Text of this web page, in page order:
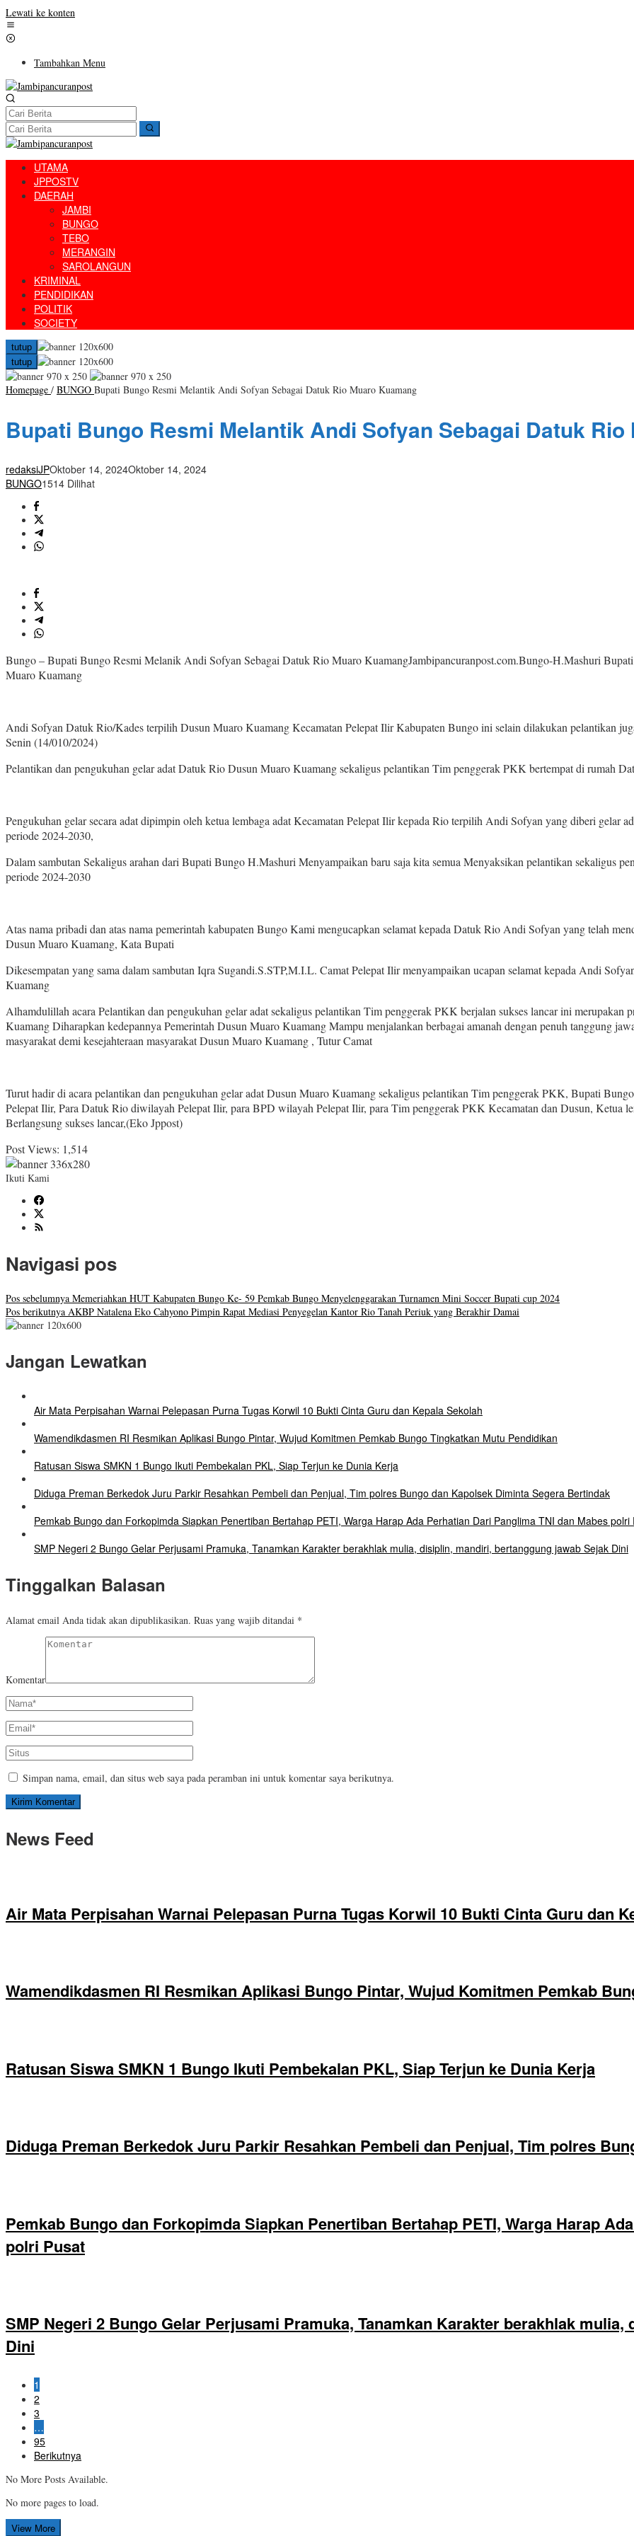
Lewati ke konten
Tambahkan Menu
UTAMA
JPPOSTV
DAERAH
JAMBI
BUNGO
TEBO
MERANGIN
SAROLANGUN
KRIMINAL
PENDIDIKAN
POLITIK
SOCIETY
tutup
tutup
Homepage / BUNGO Bupati Bungo Resmi Melantik Andi Sofyan Sebagai Datuk Rio Muaro Kuamang
Bupati Bungo Resmi Melantik Andi Sofyan Sebagai Datuk Rio
redaksiJPOktober 14, 2024Oktober 14, 2024
BUNGO1514 Dilihat
Bungo – Bupati Bungo Resmi Melanik Andi Sofyan Sebagai Datuk Rio Muaro KuamangJambipancuranpost.com.Bungo-H.Mashuri
Muaro Kuamang
Andi Sofyan Datuk Rio/Kades terpilih Dusun Muaro Kuamang Kecamatan Pelepat Ilir Kabupaten Bungo ini selain dilakukan pelantikan
Senin (14/010/2024)
Pelantikan dan pengukuhan gelar adat Datuk Rio Dusun Muaro Kuamang sekaligus pelantikan Tim penggerak PKK bertempat di rumah
Pengukuhan gelar secara adat dipimpin oleh ketua lembaga adat Kecamatan Pelepat Ilir kepada Rio terpilih Andi Sofyan yang diberi gelar
periode 2024-2030,
Dalam sambutan Sekaligus arahan dari Bupati Bungo H.Mashuri Menyampaikan baru saja kita semua Menyaksikan pelantikan sekaligus
periode 2024-2030
Atas nama pribadi dan atas nama pemerintah kabupaten Bungo Kami mengucapkan selamat kepada Datuk Rio Andi Sofyan yang telah
Dusun Muaro Kuamang, Kata Bupati
Dikesempatan yang sama dalam sambutan Iqra Sugandi.S.STP,M.I.L. Camat Pelepat Ilir menyampaikan ucapan selamat kepada Andi
Kuamang
Alhamdulillah acara Pelantikan dan pengukuhan gelar adat sekaligus pelantikan Tim penggerak PKK berjalan sukses lancar ini
Kuamang Diharapkan kedepannya Pemerintah Dusun Muaro Kuamang Mampu menjalankan berbagai amanah dengan penuh tanggung
masyarakat demi kesejahteraan masyarakat Dusun Muaro Kuamang , Tutur Camat
Turut hadir di acara pelantikan dan pengukuhan gelar adat Dusun Muaro Kuamang sekaligus pelantikan Tim penggerak PKK, Bupati
Pelepat Ilir, Para Datuk Rio diwilayah Pelepat Ilir, para BPD wilayah Pelepat Ilir, para Tim penggerak PKK Kecamatan dan Dusun, Ketua
Berlangsung sukses lancar,(Eko Jppost)
Post Views: 1,514
Ikuti Kami
Navigasi pos
Pos sebelumnya Memeriahkan HUT Kabupaten Bungo Ke- 59 Pemkab Bungo Menyelenggarakan Turnamen Mini Soccer Bupati cup 2024
Pos berikutnya AKBP Natalena Eko Cahyono Pimpin Rapat Mediasi Penyegelan Kantor Rio Tanah Periuk yang Berakhir Damai
Jangan Lewatkan
Air Mata Perpisahan Warnai Pelepasan Purna Tugas Korwil 10 Bukti Cinta Guru dan Kepala Sekolah
Wamendikdasmen RI Resmikan Aplikasi Bungo Pintar, Wujud Komitmen Pemkab Bungo Tingkatkan Mutu Pendidikan
Ratusan Siswa SMKN 1 Bungo Ikuti Pembekalan PKL, Siap Terjun ke Dunia Kerja
Diduga Preman Berkedok Juru Parkir Resahkan Pembeli dan Penjual, Tim polres Bungo dan Kapolsek Diminta Segera Bertindak
Pemkab Bungo dan Forkopimda Siapkan Penertiban Bertahap PETI, Warga Harap Ada Perhatian Dari Panglima TNI dan Mabes polri
SMP Negeri 2 Bungo Gelar Perjusami Pramuka, Tanamkan Karakter berakhlak mulia, disiplin, mandiri, bertanggung jawab Sejak Dini
Tinggalkan Balasan
Alamat email Anda tidak akan dipublikasikan. Ruas yang wajib ditandai *
Komentar
Simpan nama, email, dan situs web saya pada peramban ini untuk komentar saya berikutnya.
News Feed
Air Mata Perpisahan Warnai Pelepasan Purna Tugas Korwil 10 Bukti Cinta Guru dan
Wamendikdasmen RI Resmikan Aplikasi Bungo Pintar, Wujud Komitmen Pemkab
Ratusan Siswa SMKN 1 Bungo Ikuti Pembekalan PKL, Siap Terjun ke Dunia Kerja
Diduga Preman Berkedok Juru Parkir Resahkan Pembeli dan Penjual, Tim polres
Pemkab Bungo dan Forkopimda Siapkan Penertiban Bertahap PETI, Warga Harap
polri Pusat
SMP Negeri 2 Bungo Gelar Perjusami Pramuka, Tanamkan Karakter berakhlak
Dini
1
2
3
…
95
Berikutnya
No More Posts Available.
No more pages to load.
View More